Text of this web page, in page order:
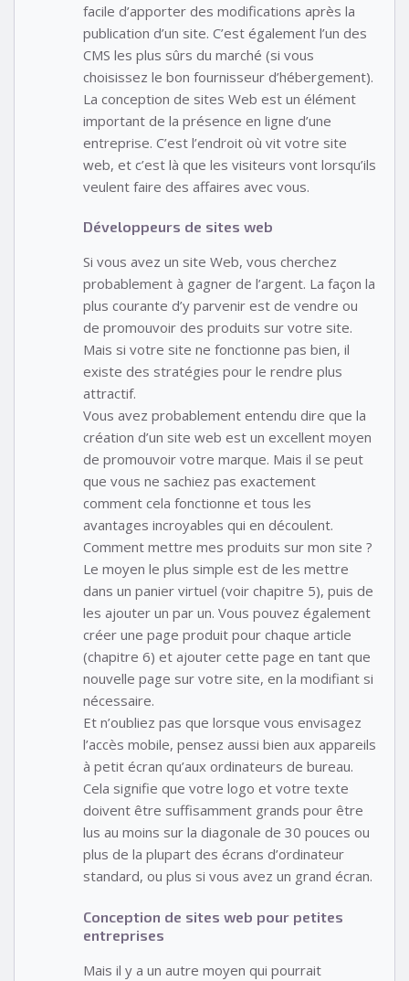
facile d’apporter des modifications après la
publication d’un site. C’est également l’un des
CMS les plus sûrs du marché (si vous
choisissez le bon fournisseur d’hébergement).
La conception de sites Web est un élément
important de la présence en ligne d’une
entreprise. C’est l’endroit où vit votre site
web, et c’est là que les visiteurs vont lorsqu’ils
veulent faire des affaires avec vous.
Développeurs de sites web
Si vous avez un site Web, vous cherchez
probablement à gagner de l’argent. La façon la
plus courante d’y parvenir est de vendre ou
de promouvoir des produits sur votre site.
Mais si votre site ne fonctionne pas bien, il
existe des stratégies pour le rendre plus
attractif.
Vous avez probablement entendu dire que la
création d’un site web est un excellent moyen
de promouvoir votre marque. Mais il se peut
que vous ne sachiez pas exactement
comment cela fonctionne et tous les
avantages incroyables qui en découlent.
Comment mettre mes produits sur mon site ?
Le moyen le plus simple est de les mettre
dans un panier virtuel (voir chapitre 5), puis de
les ajouter un par un. Vous pouvez également
créer une page produit pour chaque article
(chapitre 6) et ajouter cette page en tant que
nouvelle page sur votre site, en la modifiant si
nécessaire.
Et n’oubliez pas que lorsque vous envisagez
l’accès mobile, pensez aussi bien aux appareils
à petit écran qu’aux ordinateurs de bureau.
Cela signifie que votre logo et votre texte
doivent être suffisamment grands pour être
lus au moins sur la diagonale de 30 pouces ou
plus de la plupart des écrans d’ordinateur
standard, ou plus si vous avez un grand écran.
Conception de sites web pour petites
entreprises
Mais il y a un autre moyen qui pourrait